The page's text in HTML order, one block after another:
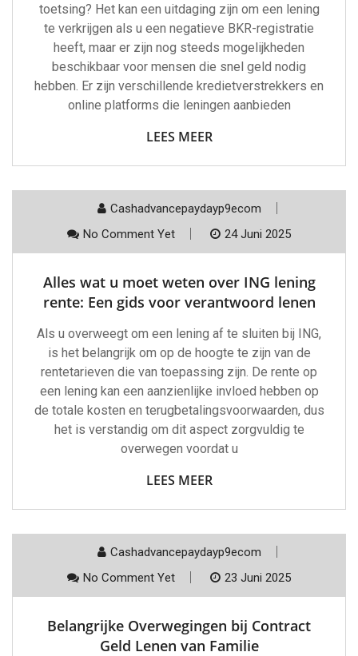
toetsing? Het kan een uitdaging zijn om een lening
te verkrijgen als u een negatieve BKR-registratie
heeft, maar er zijn nog steeds mogelijkheden
beschikbaar voor mensen die snel geld nodig
hebben. Er zijn verschillende kredietverstrekkers en
online platforms die leningen aanbieden
LEES MEER
Cashadvancepaydayp9ecom
No Comment Yet
24 Juni 2025
Alles wat u moet weten over ING lening
rente: Een gids voor verantwoord lenen
Als u overweegt om een lening af te sluiten bij ING,
is het belangrijk om op de hoogte te zijn van de
rentetarieven die van toepassing zijn. De rente op
een lening kan een aanzienlijke invloed hebben op
de totale kosten en terugbetalingsvoorwaarden, dus
het is verstandig om dit aspect zorgvuldig te
overwegen voordat u
LEES MEER
Cashadvancepaydayp9ecom
No Comment Yet
23 Juni 2025
Belangrijke Overwegingen bij Contract
Geld Lenen van Familie